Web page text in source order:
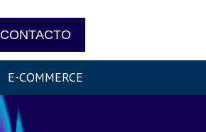
CONTACTO
E-COMMERCE